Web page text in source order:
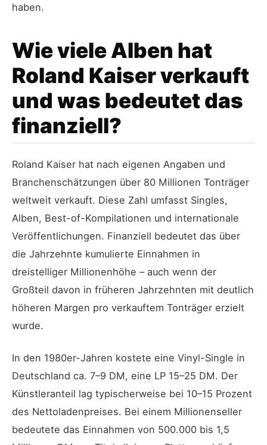
haben.
Wie viele Alben hat
Roland Kaiser verkauft
und was bedeutet das
finanziell?
Roland Kaiser hat nach eigenen Angaben und
Branchenschätzungen über 80 Millionen Tonträger
weltweit verkauft. Diese Zahl umfasst Singles,
Alben, Best-of-Kompilationen und internationale
Veröffentlichungen. Finanziell bedeutet das über
die Jahrzehnte kumulierte Einnahmen in
dreistelliger Millionenhöhe – auch wenn der
Großteil davon in früheren Jahrzehnten mit deutlich
höheren Margen pro verkauftem Tonträger erzielt
wurde.
In den 1980er-Jahren kostete eine Vinyl-Single in
Deutschland ca. 7–9 DM, eine LP 15–25 DM. Der
Künstleranteil lag typischerweise bei 10–15 Prozent
des Nettoladenpreises. Bei einem Millionenseller
bedeutete das Einnahmen von 500.000 bis 1,5